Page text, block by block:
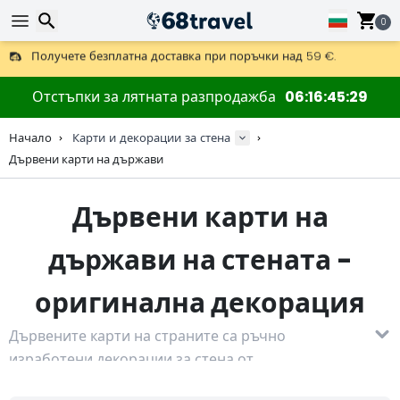
0
Получете безплатна доставка при поръчки над 59 €.
Предлага се и DHL Express за една нощ.
30 дни за връщане, 90 дни за дървени карти и декорации.
Оригинален производител на карти и декорации.
Отстъпки за лятната разпродажба 06 16 45 28
Начало
Карти и декорации за стена
Дървени карти на държави
Дървени карти на
държави на стената -
оригинална декорация
Дървените карти на страните са ръчно
изработени декорации за стена от
Търсене